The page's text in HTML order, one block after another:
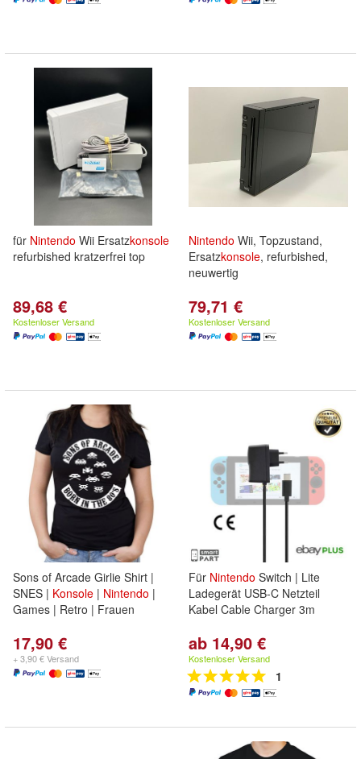
für Nintendo Wii Ersatzkonsole
refurbished kratzerfrei top
89,68 €
Kostenloser Versand
Nintendo Wii, Topzustand,
Ersatzkonsole, refurbished,
neuwertig
79,71 €
Kostenloser Versand
Sons of Arcade Girlie Shirt |
SNES | Konsole | Nintendo |
Games | Retro | Frauen
17,90 €
+ 3,90 € Versand
Für Nintendo Switch | Lite
Ladegerät USB-C Netzteil
Kabel Cable Charger 3m
ab 14,90 €
Kostenloser Versand
1